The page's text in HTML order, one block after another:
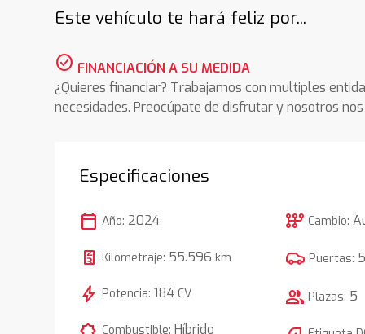
Este vehículo te hará feliz por...
check_circle FINANCIACIÓN A SU MEDIDA
¿Quieres financiar? Trabajamos con multiples
necesidades. Preocúpate de disfrutar y nosotros
Especificaciones
calendar_today Año: 2024
Kilometraje: 55.596 km
bolt Potencia:184 CV
Combustible:Híbrido
auto_transmission Cambio:
Puertas: 5
group Plazas: 5